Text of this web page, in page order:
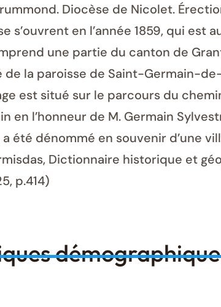
Diocèse de Nicolet.
s’ouvrent en l’année 1859, qui
une partie du canton de
la paroisse de Saint-Germain-
est situé sur le parcours du
en l’honneur de M. Germain
a été dénommé en souvenir d’une
Dictionnaire historique et
p.414)